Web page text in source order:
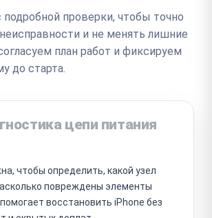
проверки, чтобы точно
и не менять лишние
план работ и фиксируем
до старта.
цепи питания
чтобы определить, какой узел
повреждены элементы
восстановить iPhone без